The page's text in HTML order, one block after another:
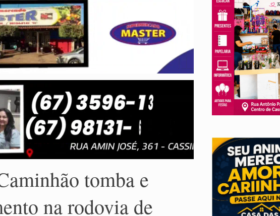
tomba e
na rodovia de